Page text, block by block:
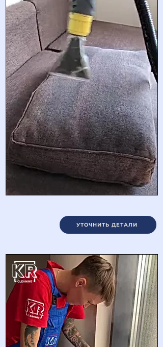
УТОЧНИТЬ ДЕТАЛИ